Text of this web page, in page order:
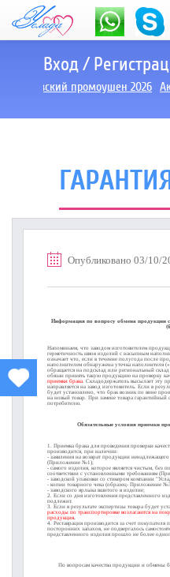
Вход/
Августовский промоушен 2026
Опубликовано 03/10/
Информация по вопросу обмена продукции
Напоминаем, что заводом изготовителем
герметичность швов изделий с насыпным
означает что, если в течение полугода после
наполнителем обнаружена утечка наполнителя
обращается на подсклад или региональный
обязан принять такую продукцию на проверку
приемки брака. Складодержатель высылает эту
направляется на завод изготовитель. Если в
будет установлено, что брак возник по вине
на новый товар. При замене товара гарантийный
потребителю.
Обязательные условия приемки
1. Приемка брака для проведения проверки
производится, при наличии:
- заявления на возврат продукции ненадлежащего
(Приложение №1);
- самого изделия, которое является чистым, без
соответствии с установленными требованиям
- заводской упаковки со стикером компании
- копии товарного чека (образец- Приложение
- заводского ярлыка вшитого в изделие;
2. Если со дня изготовления представленного
подлежит.
3. Если в результате экспертизы товара будет
расходы по транспортировке возлагаются на
продукция.
4. Реставрация производится за счет
посторонних запахов, не подвергалось
представленного изделия прошло не более
По вопросам качества продукции и обмены